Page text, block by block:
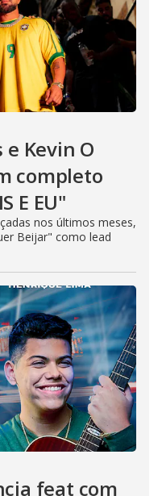
e Kevin O
completo
E EU"
nos últimos meses,
Beijar" como lead
feat com